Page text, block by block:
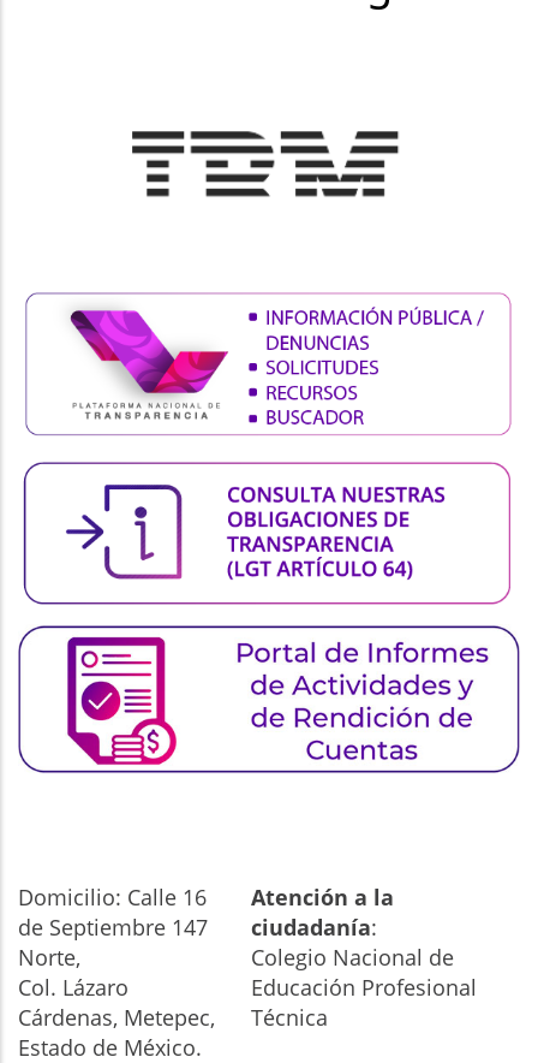
Domicilio: Calle 16
de Septiembre 147
Norte,
Col. Lázaro
Cárdenas, Metepec,
Estado de México.
Atención a la
ciudadanía:
Colegio Nacional de
Educación Profesional
Técnica